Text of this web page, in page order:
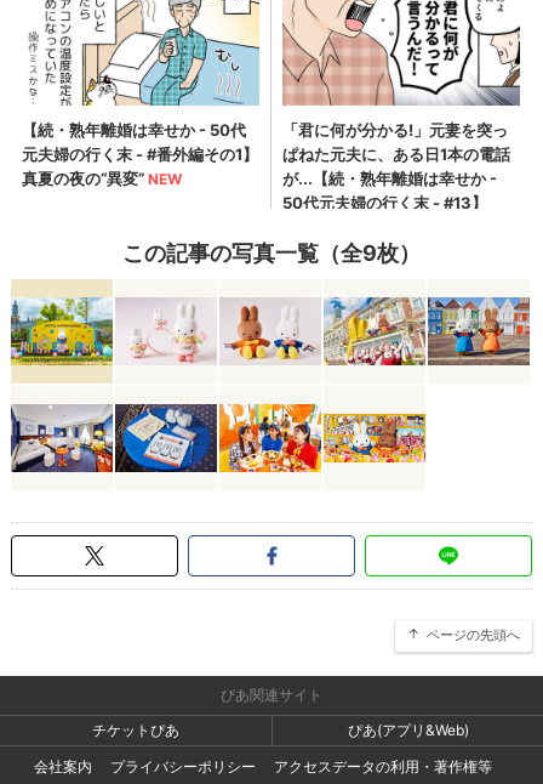
この記事の写真一覧（全9枚）
ページの先頭へ
ぴあ関連サイト
チケットぴあ
ぴあ(アプリ&Web)
会社案内
プライバシーポリシー アクセスデータの利用・著作権等